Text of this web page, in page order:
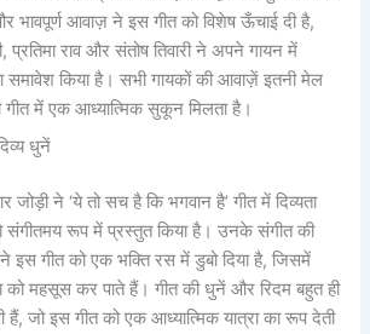
भावपूर्ण आवाज़ ने इस गीत को विशेष ऊँचाई दी है,
प्रतिमा राव और संतोष तिवारी ने अपने गायन में
समावेश किया है। सभी गायकों की आवाज़ें इतनी मेल
गीत में एक आध्यात्मिक सुकून मिलता है।
धुनें
जोड़ी ने ‘ये तो सच है कि भगवान है’ गीत में दिव्यता
संगीतमय रूप में प्रस्तुत किया है। उनके संगीत की
इस गीत को एक भक्ति रस में डुबो दिया है, जिसमें
को महसूस कर पाते हैं। गीत की धुनें और रिदम बहुत ही
हैं, जो इस गीत को एक आध्यात्मिक यात्रा का रूप देती